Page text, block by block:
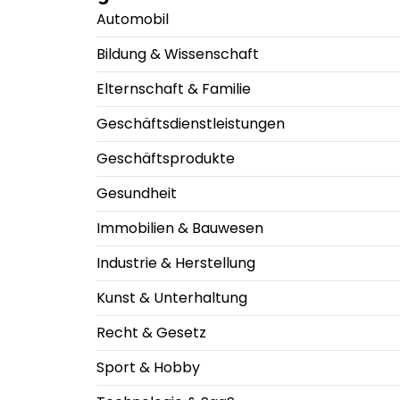
Automobil
Bildung & Wissenschaft
Elternschaft & Familie
Geschäftsdienstleistungen
Geschäftsprodukte
Gesundheit
Immobilien & Bauwesen
Industrie & Herstellung
Kunst & Unterhaltung
Recht & Gesetz
Sport & Hobby